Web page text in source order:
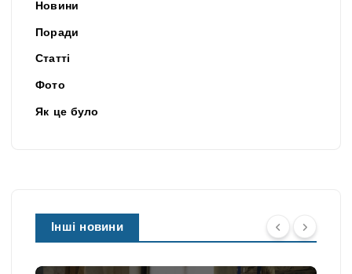
Новини
Поради
Статті
Фото
Як це було
Інші новини